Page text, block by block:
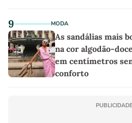
9 MODA
As sandálias mais
na cor algodão-
em centímetros
conforto
PUBLICIDADE